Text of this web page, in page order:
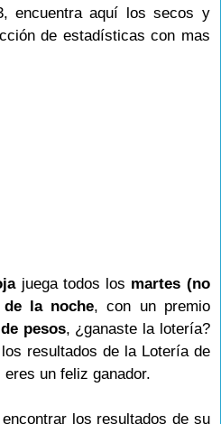
encuentra aquí los secos y
de estadísticas con mas
juega todos los martes (no
la noche, con un premio
pesos, ¿ganaste la lotería?
resultados de la Lotería de
un feliz ganador.
los resultados de su